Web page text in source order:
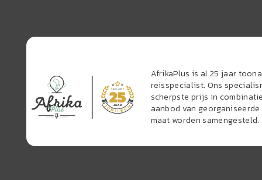
AfrikaPlus is al 25 jaar
reisspecialist. Ons
scherpste prijs in
aanbod van
maat worden samengesteld.